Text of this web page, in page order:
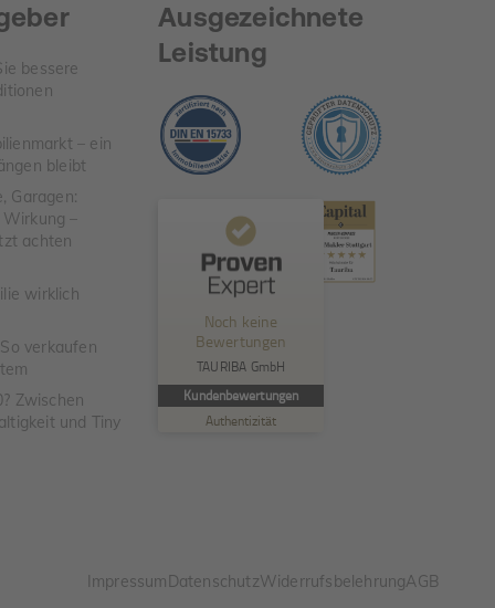
bessere
– ein
bleibt
Garagen:
–
achten
wirklich
verkaufen
Zwischen
und Tiny
Ausgezeichnete
Leistung
Noch keine
Bewertungen
TAURIBA GmbH
Kundenbewertungen
Authentizität
Kundenbewertungen und Erfahrungen zu
TAURIBA GmbH
MANGELHAFT
Erfahren Sie mehr über dieses Bewertungssiegel
ImpressumDatenschutzWiderrufsbelehrungAGB